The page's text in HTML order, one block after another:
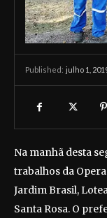
Published: julho 1,
Na manhã desta
trabalhos da
Jardim Brasil,
Santa Rosa. O